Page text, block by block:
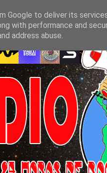
Google to deliver its
with performance and
address abuse.